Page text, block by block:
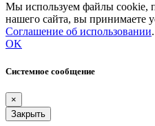
Мы используем файлы cookie,
нашего сайта, вы принимаете
Соглашение об использовании.
OK
Системное сообщение
×
Закрыть